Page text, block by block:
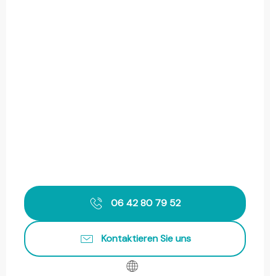
06 42 80 79 52
Kontaktieren Sie uns